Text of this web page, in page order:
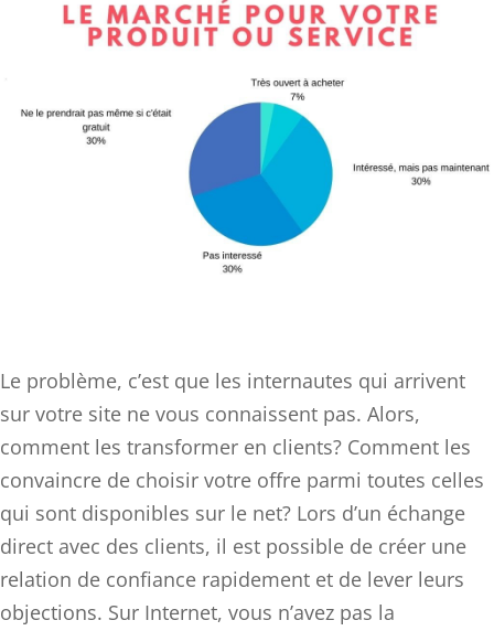
Le problème, c’est que les internautes qui arrivent
sur votre site ne vous connaissent pas. Alors,
comment les transformer en clients? Comment les
convaincre de choisir votre offre parmi toutes celles
qui sont disponibles sur le net? Lors d’un échange
direct avec des clients, il est possible de créer une
relation de confiance rapidement et de lever leurs
objections. Sur Internet, vous n’avez pas la